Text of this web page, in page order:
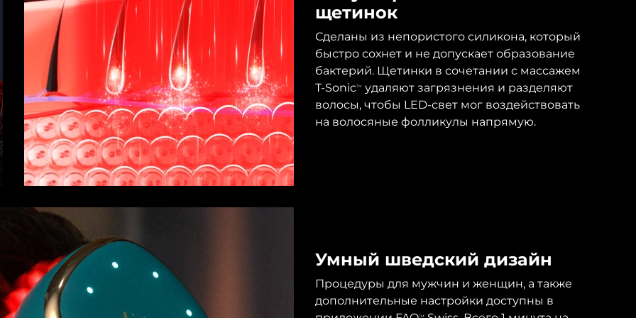
щетинок
Сделаны из непористого силикона, который
быстро сохнет и не допускает образование
бактерий. Щетинки в сочетании с массажем
T-SonicTM
удаляют загрязнения и разделяют
волосы, чтобы LED-свет мог воздействовать
на волосяные фолликулы напрямую.
Умный шведский дизайн
Процедуры для мужчин и женщин, а также
дополнительные настройки доступны в
TM